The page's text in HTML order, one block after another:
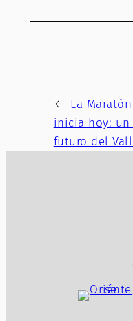
← La
inicia hoy:
futuro del